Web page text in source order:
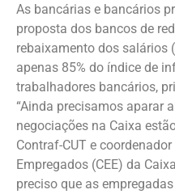
As bancárias e bancários
proposta dos bancos de
rebaixamento dos salários
apenas 85% do índice de
trabalhadores bancários,
“Ainda precisamos aparar
negociações na Caixa
Contraf-CUT e
Empregados (CEE) da
preciso que as